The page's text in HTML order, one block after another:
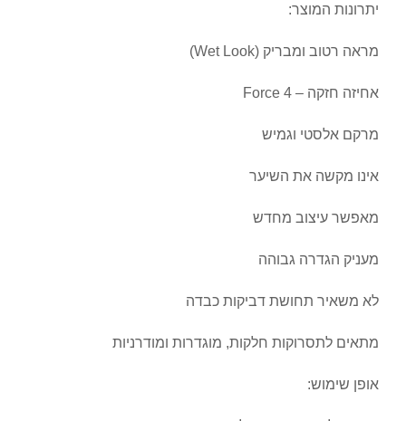
יתרונות המוצר:
מראה רטוב ומבריק (Wet Look)
אחיזה חזקה – Force 4
מרקם אלסטי וגמיש
אינו מקשה את השיער
מאפשר עיצוב מחדש
מעניק הגדרה גבוהה
לא משאיר תחושת דביקות כבדה
מתאים לתסרוקות חלקות, מוגדרות ומודרניות
אופן שימוש: